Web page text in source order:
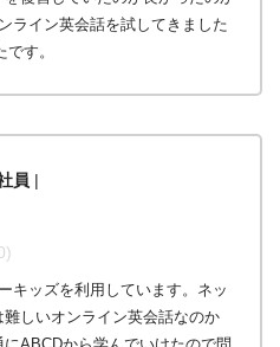
ライン英会話を試してきました
す。
員 |
キッズを利用しています。ネッ
しいオンライン英会話なのか